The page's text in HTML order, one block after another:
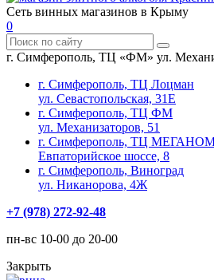
Сеть винных магазинов в Крыму
0
г. Симферополь, ТЦ «ФМ» ул.
г. Симферополь, ТЦ Лоцман
ул. Севастопольская, 31Е
г. Симферополь, ТЦ ФМ
ул. Механизаторов, 51
г. Симферополь, ТЦ
Евпаторийское шоссе, 8
г. Симферополь, Виноград
ул. Никанорова, 4Ж
+7 (978) 272-92-48
пн-вс 10-00 до 20-00
Закрыть